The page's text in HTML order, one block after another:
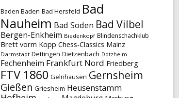
Baden Baden Bad Hersfeld Bad
Nauheim Bad Soden Bad Vilbel
Bergen-Enkheim Biedenkopf Blindenschachklub
Brett vorm Kopp Chess-Classics Mainz
Darmstadt Dettingen Dietzenbach Dotzheim
Fechenheim Frankfurt Nord Friedberg
FTV 1860 Gelnhausen Gernsheim
Gießen Griesheim Heusenstamm